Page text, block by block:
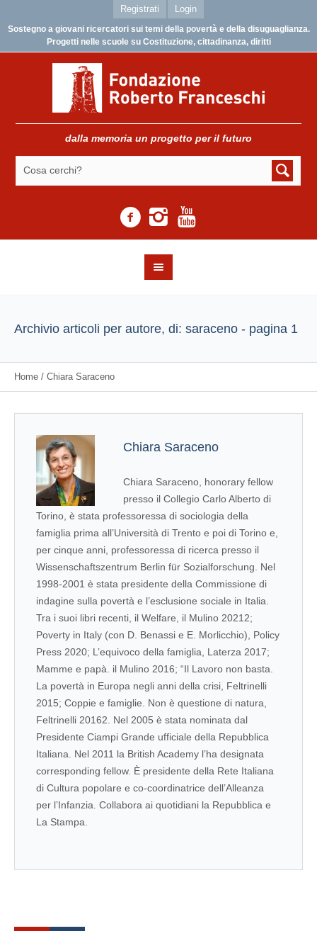
Registrati Login
Sostegno a giovani ricercatori sui temi della povertà e della disuguaglianza.
Progetti nelle scuole su Costituzione, cittadinanza, diritti
dalla memoria un progetto per il futuro
Archivio articoli per autore, di: saraceno - pagina 1
Home / Chiara Saraceno
Chiara Saraceno
Chiara Saraceno, honorary fellow
presso il Collegio Carlo Alberto di
Torino, è stata professoressa di sociologia della
famiglia prima all’Università di Trento e poi di Torino e,
per cinque anni, professoressa di ricerca presso il
Wissenschaftszentrum Berlin für Sozialforschung. Nel
1998-2001 è stata presidente della Commissione di
indagine sulla povertà e l’esclusione sociale in Italia.
Tra i suoi libri recenti, il Welfare, il Mulino 20212;
Poverty in Italy (con D. Benassi e E. Morlicchio), Policy
Press 2020; L’equivoco della famiglia, Laterza 2017;
Mamme e papà. il Mulino 2016; “Il Lavoro non basta.
La povertà in Europa negli anni della crisi, Feltrinelli
2015; Coppie e famiglie. Non è questione di natura,
Feltrinelli 20162. Nel 2005 è stata nominata dal
Presidente Ciampi Grande ufficiale della Repubblica
Italiana. Nel 2011 la British Academy l’ha designata
corresponding fellow. È presidente della Rete Italiana
di Cultura popolare e co-coordinatrice dell’Alleanza
per l’Infanzia. Collabora ai quotidiani la Repubblica e
La Stampa.